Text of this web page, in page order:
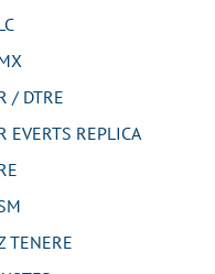
DTRE
REPLICA